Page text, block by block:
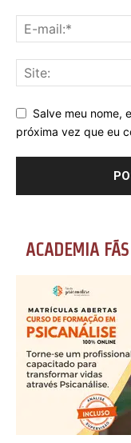
Salve meu nome,
próxima vez que eu
ACADEMIA